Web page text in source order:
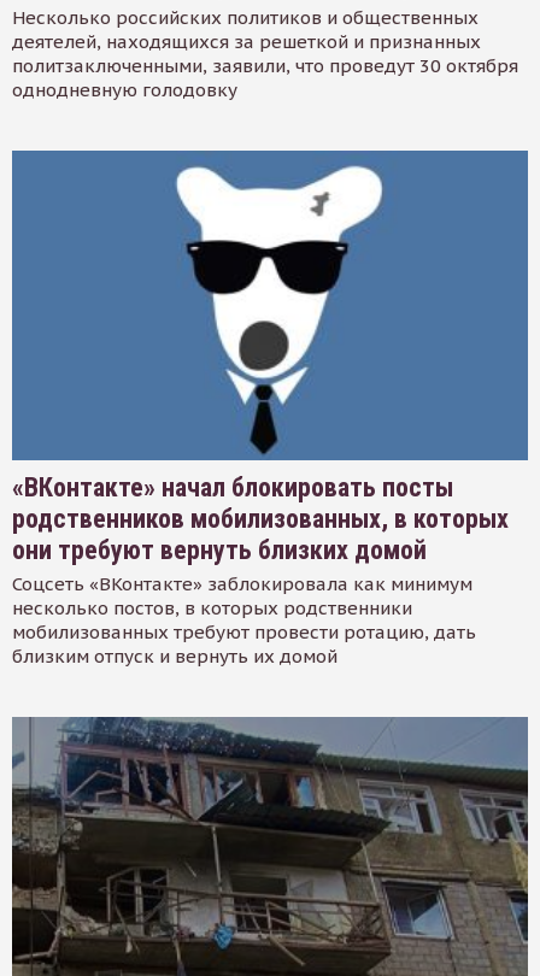
Несколько российских политиков и общественных
деятелей, находящихся за решеткой и признанных
политзаключенными, заявили, что проведут 30 октября
однодневную голодовку
«ВКонтакте» начал блокировать посты
родственников мобилизованных, в которых
они требуют вернуть близких домой
Соцсеть «ВКонтакте» заблокировала как минимум
несколько постов, в которых родственники
мобилизованных требуют провести ротацию, дать
близким отпуск и вернуть их домой